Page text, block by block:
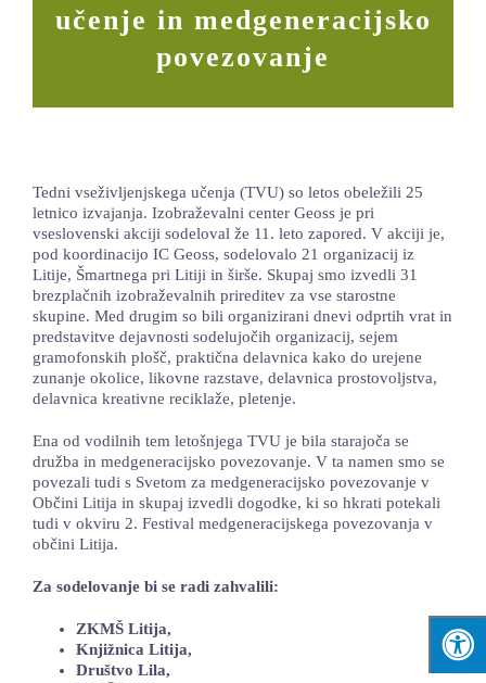
učenje in medgeneracijsko
povezovanje
Tedni vseživljenjskega učenja (TVU) so letos obeležili 25
letnico izvajanja. Izobraževalni center Geoss je pri
vseslovenski akciji sodeloval že 11. leto zapored. V akciji je,
pod koordinacijo IC Geoss, sodelovalo 21 organizacij iz
Litije, Šmartnega pri Litiji in širše. Skupaj smo izvedli 31
brezplačnih izobraževalnih prireditev za vse starostne
skupine. Med drugim so bili organizirani dnevi odprtih vrat in
predstavitve dejavnosti sodelujočih organizacij, sejem
gramofonskih plošč, praktična delavnica kako do urejene
zunanje okolice, likovne razstave, delavnica prostovoljstva,
delavnica kreativne reciklaže, pletenje.
Ena od vodilnih tem letošnjega TVU je bila starajoča se
družba in medgeneracijsko povezovanje. V ta namen smo se
povezali tudi s Svetom za medgeneracijsko povezovanje v
Občini Litija in skupaj izvedli dogodke, ki so hkrati potekali
tudi v okviru 2. Festival medgeneracijskega povezovanja v
občini Litija.
Za sodelovanje bi se radi zahvalili:
ZKMŠ Litija,
Knjižnica Litija,
Društvo Lila,